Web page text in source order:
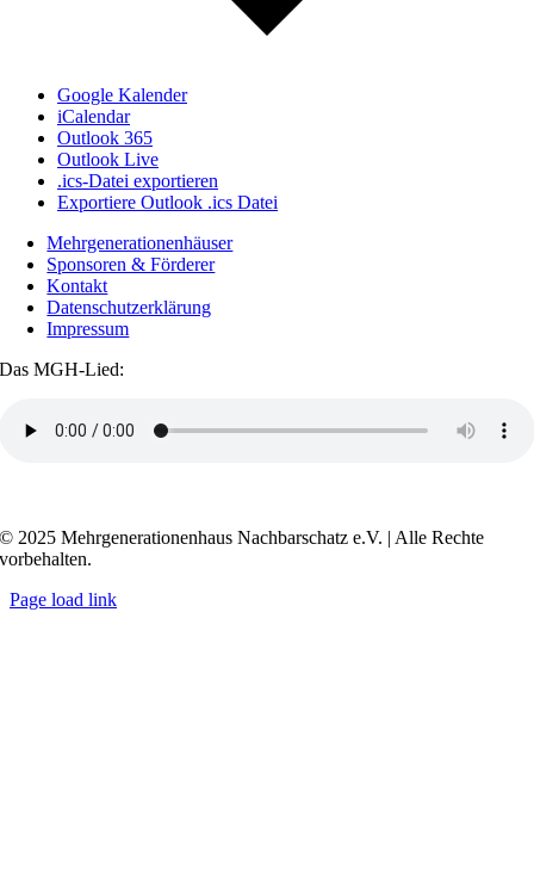
Google Kalender
iCalendar
Outlook 365
Outlook Live
.ics-Datei exportieren
Exportiere Outlook .ics Datei
Mehrgenerationenhäuser
Sponsoren & Förderer
Kontakt
Datenschutzerklärung
Impressum
Das MGH-Lied:
© 2025 Mehrgenerationenhaus Nachbarschatz e.V. | Alle Rechte
vorbehalten.
Page load link